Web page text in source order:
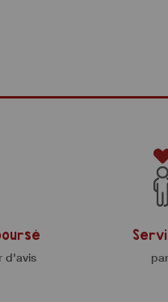
d'avis par